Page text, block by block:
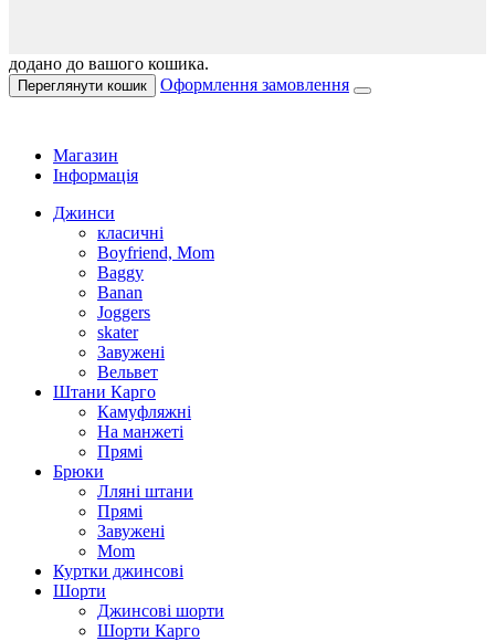
додано до вашого кошика.
Переглянути кошик Оформлення замовлення
Магазин
Інформація
Джинси
класичні
Boyfriend, Mom
Baggy
Banan
Joggers
skater
Завужені
Вельвет
Штани Карго
Камуфляжні
На манжеті
Прямі
Брюки
Лляні штани
Прямі
Завужені
Mom
Куртки джинсові
Шорти
Джинсові шорти
Шорти Карго